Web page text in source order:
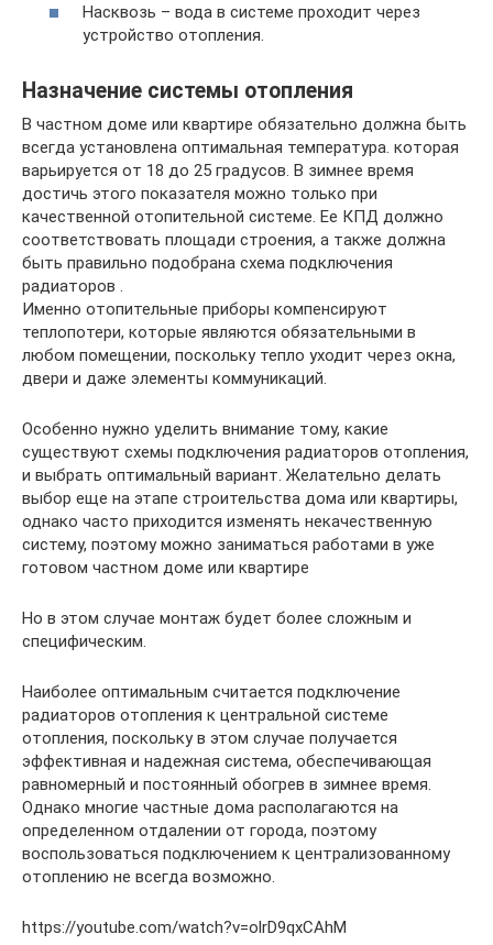
Насквозь – вода в системе проходит через
устройство отопления.
Назначение системы отопления
В частном доме или квартире обязательно должна быть
всегда установлена оптимальная температура. которая
варьируется от 18 до 25 градусов. В зимнее время
достичь этого показателя можно только при
качественной отопительной системе. Ее КПД должно
соответствовать площади строения, а также должна
быть правильно подобрана схема подключения
радиаторов .
Именно отопительные приборы компенсируют
теплопотери, которые являются обязательными в
любом помещении, поскольку тепло уходит через окна,
двери и даже элементы коммуникаций.
Особенно нужно уделить внимание тому, какие
существуют схемы подключения радиаторов отопления,
и выбрать оптимальный вариант. Желательно делать
выбор еще на этапе строительства дома или квартиры,
однако часто приходится изменять некачественную
систему, поэтому можно заниматься работами в уже
готовом частном доме или квартире
Но в этом случае монтаж будет более сложным и
специфическим.
Наиболее оптимальным считается подключение
радиаторов отопления к центральной системе
отопления, поскольку в этом случае получается
эффективная и надежная система, обеспечивающая
равномерный и постоянный обогрев в зимнее время.
Однако многие частные дома располагаются на
определенном отдалении от города, поэтому
воспользоваться подключением к централизованному
отоплению не всегда возможно.
https://youtube.com/watch?v=olrD9qxCAhM